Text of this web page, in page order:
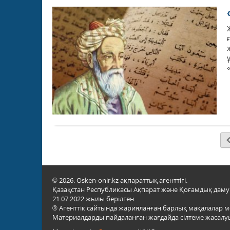
© 2026. Osken-onir.kz ақпараттық агенттігі.
Қазақстан Республикасы Ақпарат және Қоғамдық даму
21.07.2022 жылы берілген.
® Агенттік сайтында жарияланған барлық
Материалдарды пайдаланған жағдайда сілтеме